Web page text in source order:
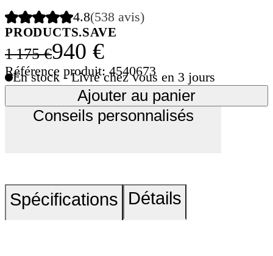
4.8(538 avis)
PRODUCTS.SAVE
1 175 €940 €
Référence produit: 4540673
En stock - Livré chez vous en 3 jours
Ajouter au panier
Conseils personnalisés
Spécifications Détails